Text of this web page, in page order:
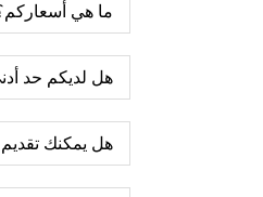
ما هي
هل لديكم حد
هل يمكنك تقديم